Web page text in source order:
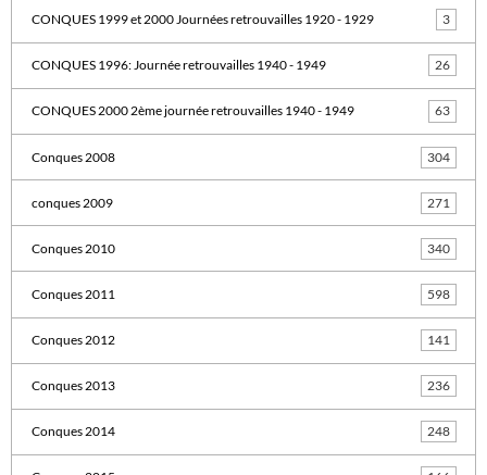
CONQUES 1999 et 2000 Journées retrouvailles 1920 - 1929 3
CONQUES 1996: Journée retrouvailles 1940 - 1949 26
CONQUES 2000 2ème journée retrouvailles 1940 - 1949 63
Conques 2008 304
conques 2009 271
Conques 2010 340
Conques 2011 598
Conques 2012 141
Conques 2013 236
Conques 2014 248